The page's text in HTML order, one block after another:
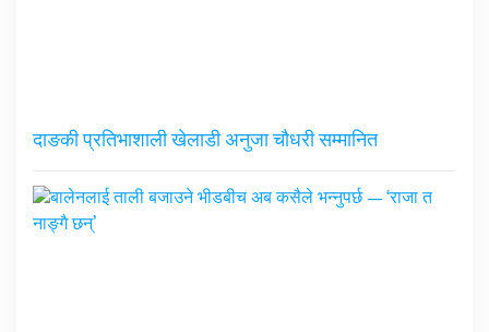
दाङकी प्रतिभाशाली खेलाडी अनुजा चौधरी सम्मानित